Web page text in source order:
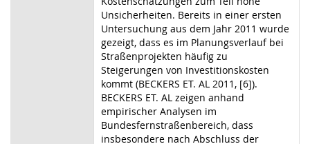
Unsicherheiten. Bereits in einer ersten
Untersuchung aus dem Jahr 2011 wurde
gezeigt, dass es im Planungsverlauf bei
Straßenprojekten häufig zu
Steigerungen von Investitionskosten
kommt (BECKERS ET. AL 2011, [6]).
BECKERS ET. AL zeigen anhand
empirischer Analysen im
Bundesfernstraßenbereich, dass
insbesondere nach Abschluss der